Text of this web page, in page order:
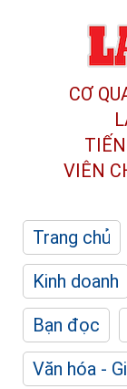
CƠ
VIÊN
Trang chủ
Kinh doanh
Bạn đọc
Văn hóa -